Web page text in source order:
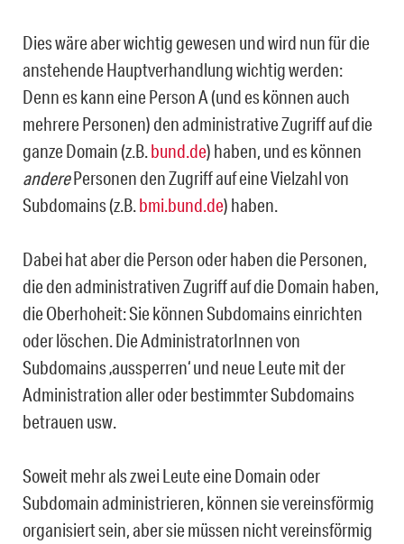
Dies wäre aber wichtig gewesen und wird nun für die
anstehende Hauptverhandlung wichtig werden:
Denn es kann eine Person A (und es können auch
mehrere Personen) den administrative Zugriff auf die
ganze Domain (z.B.bund.de) haben, und es können
anderePersonen den Zugriff auf eine Vielzahl von
Subdomains (z.B.bmi.bund.de) ha­ben.
Dabei hat aber die Person oder haben die Personen,
die den administrativen Zugriff auf die Domain haben,
die Oberhoheit: Sie können Subdomains einrichten
oder löschen. Die AdministratorInnen von
Subdomains ‚aussperren‘ und neue Leute mit der
Administration aller oder bestimmter Subdomains
betrauen usw.
Soweit mehr als zwei Leute eine Domain oder
Subdomain administrieren, können sie vereinsförmig
organisiert sein, aber sie müssen nicht vereinsförmig